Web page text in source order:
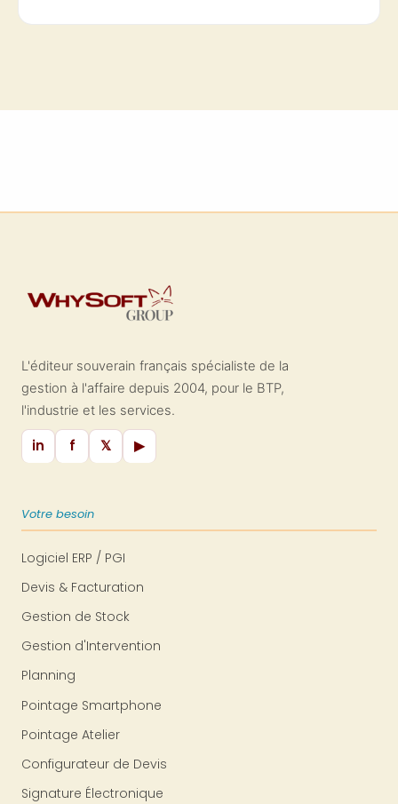
L'éditeur souverain français spécialiste de la
gestion à l'affaire depuis 2004, pour le BTP,
l'industrie et les services.
in f 𝕏 ▶
Votre besoin
Logiciel ERP / PGI
Devis & Facturation
Gestion de Stock
Gestion d'Intervention
Planning
Pointage Smartphone
Pointage Atelier
Configurateur de Devis
Signature Électronique